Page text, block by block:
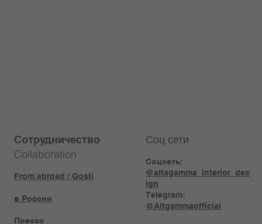
Сотрудничество
Collaboration
From abroad / Gosti
в России
Пресса
Соц сети
Соцсеть:
@altagamma_interior_des
ign
Telegram:
@Altgammaofficial